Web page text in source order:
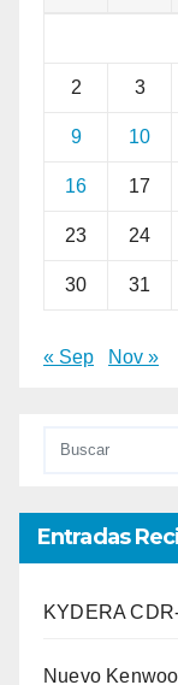
2 3
9 10
16 17
23 24
30 31
« Sep Nov »
Entradas
KYDERA
Nuevo